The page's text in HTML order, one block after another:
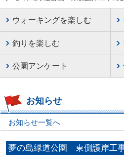
ウォーキングを楽しむ
釣りを楽しむ
公園アンケート
お知らせ
お知らせ一覧へ
夢の島緑道公園 東側護岸工